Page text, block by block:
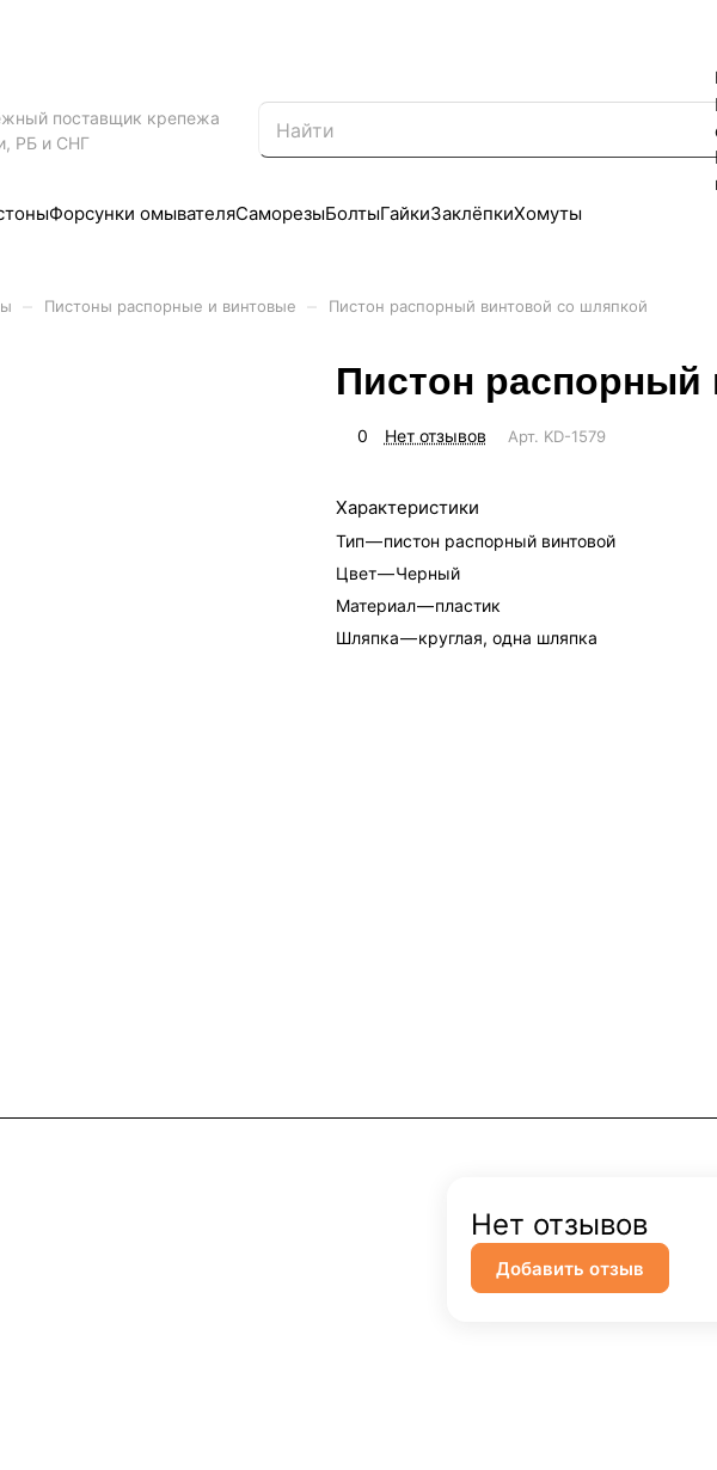
поставщик крепежа
РБ и СНГ
Форсунки омывателяСаморезыБолтыГайкиЗаклёпкиХомуты
Пистоны распорные и винтовые Пистон распорный винтовой со шляпкой
Пистон распорный
0 Нет отзывов Арт. KD-1579
Характеристики
Тип—пистон распорный винтовой
Цвет—Черный
Материал—пластик
Шляпка—круглая, одна шляпка
Нет отзывов
Добавить отзыв